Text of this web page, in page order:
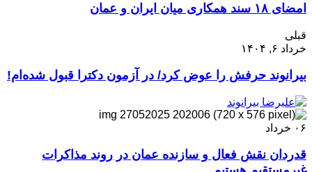
امضای ۱۸ سند همکاری میان ایران و عمان
قبلی
خرداد ۶, ۱۴۰۴
بیرانوند حرفش را عوض کرد/ در آزمون دکترا قبول شده‌ام!
۰۶ خرداد
قدردان نقش فعال و سازنده عمان در روند مذاکرات